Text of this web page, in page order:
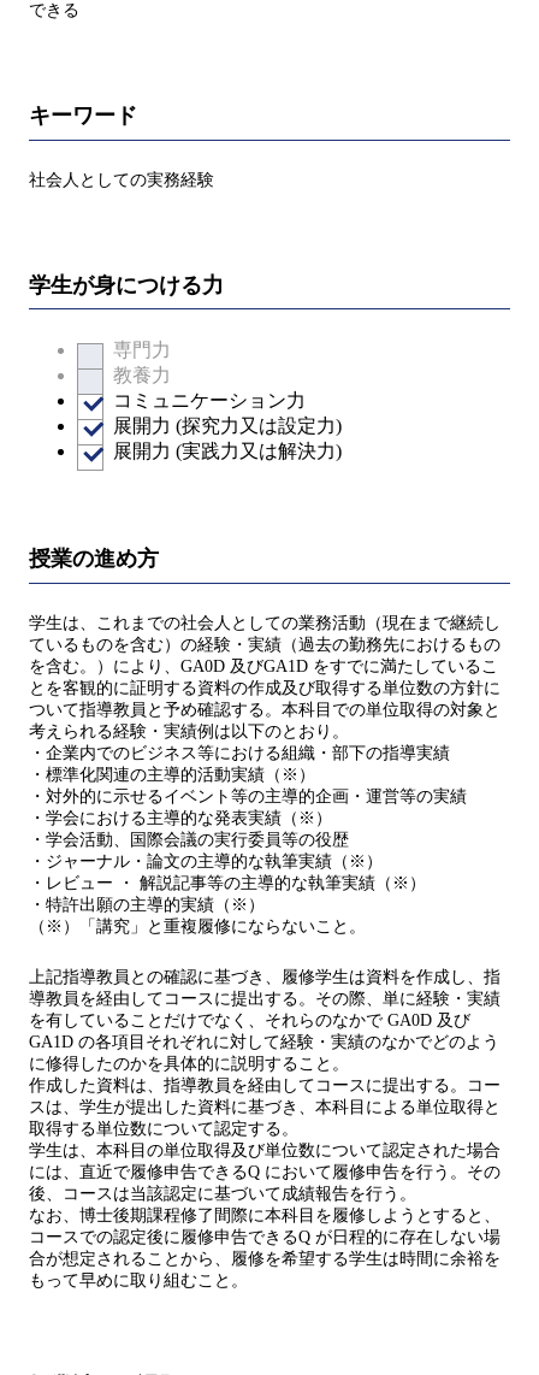
できる
キーワード
社会人としての実務経験
学生が身につける力
専門力
教養力
コミュニケーション力
展開力 (探究力又は設定力)
展開力 (実践力又は解決力)
授業の進め方
学生は、これまでの社会人としての業務活動（現在まで継続し
ているものを含む）の経験・実績（過去の勤務先におけるもの
を含む。）により、GA0D 及びGA1D をすでに満たしているこ
とを客観的に証明する資料の作成及び取得する単位数の方針に
ついて指導教員と予め確認する。本科目での単位取得の対象と
考えられる経験・実績例は以下のとおり。
・企業内でのビジネス等における組織・部下の指導実績
・標準化関連の主導的活動実績（※）
・対外的に示せるイベント等の主導的企画・運営等の実績
・学会における主導的な発表実績（※）
・学会活動、国際会議の実行委員等の役歴
・ジャーナル・論文の主導的な執筆実績（※）
・レビュー ・ 解説記事等の主導的な執筆実績（※）
・特許出願の主導的実績（※）
（※）「講究」と重複履修にならないこと。
上記指導教員との確認に基づき、履修学生は資料を作成し、指
導教員を経由してコースに提出する。その際、単に経験・実績
を有していることだけでなく、それらのなかで GA0D 及び
GA1D の各項目それぞれに対して経験・実績のなかでどのよう
に修得したのかを具体的に説明すること。
作成した資料は、指導教員を経由してコースに提出する。コー
スは、学生が提出した資料に基づき、本科目による単位取得と
取得する単位数について認定する。
学生は、本科目の単位取得及び単位数について認定された場合
には、直近で履修申告できるQ において履修申告を行う。その
後、コースは当該認定に基づいて成績報告を行う。
なお、博士後期課程修了間際に本科目を履修しようとすると、
コースでの認定後に履修申告できるQ が日程的に存在しない場
合が想定されることから、履修を希望する学生は時間に余裕を
もって早めに取り組むこと。